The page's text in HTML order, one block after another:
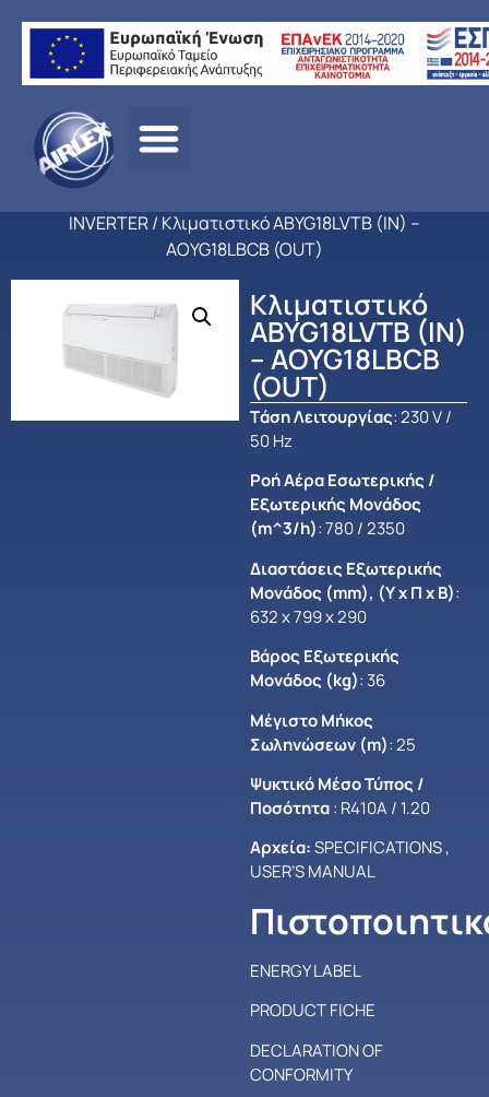
σελίδα/ΠΡΟΪΟΝΤΑ
INVERTER/ Κλιματιστικό ABYG18LVTB (IN) –
AOYG18LBCB (OUT)
Κλιματιστικό
ABYG18LVTB (IN)
– AOYG18LBCB
(OUT)
Tάση Λειτουργίας: 230 V /
50 Hz
Ροή Αέρα Εσωτερικής /
Εξωτερικής Μονάδος
(m^3/h): 780 / 2350
Διαστάσεις Εξωτερικής
Μονάδος (mm), (Υ x Π x B):
632 x 799 x 290
Βάρος Εξωτερικής
Μονάδος (kg): 36
Μέγιστο Mήκος
Σωληνώσεων (m): 25
Ψυκτικό Μέσο Τύπος /
Ποσότητα: R410A / 1.20
Αρχεία:SPECIFICATIONS,
USER’S MANUAL
ENERGY LABEL
PRODUCT FICHE
DECLARATION OF
CONFORMITY